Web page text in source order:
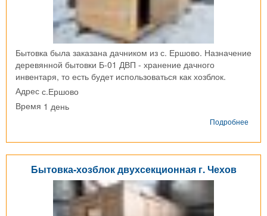
Бытовка была заказана дачником из с. Ершово. Назначение
деревянной бытовки Б-01 ДВП - хранение дачного
инвентаря, то есть будет использоваться как хозблок.
Адрес с.Ершово
Время 1 день
Подробнее
Бытовка-хозблок двухсекционная г. Чехов